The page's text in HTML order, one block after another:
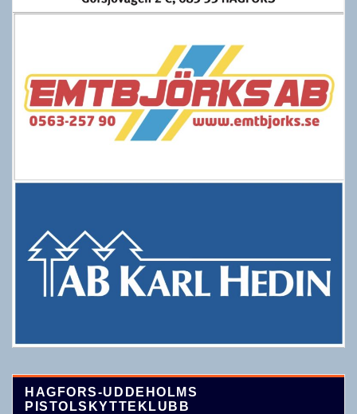
HAGFORS-UDDEHOLMS
PISTOLSKYTTEKLUBB